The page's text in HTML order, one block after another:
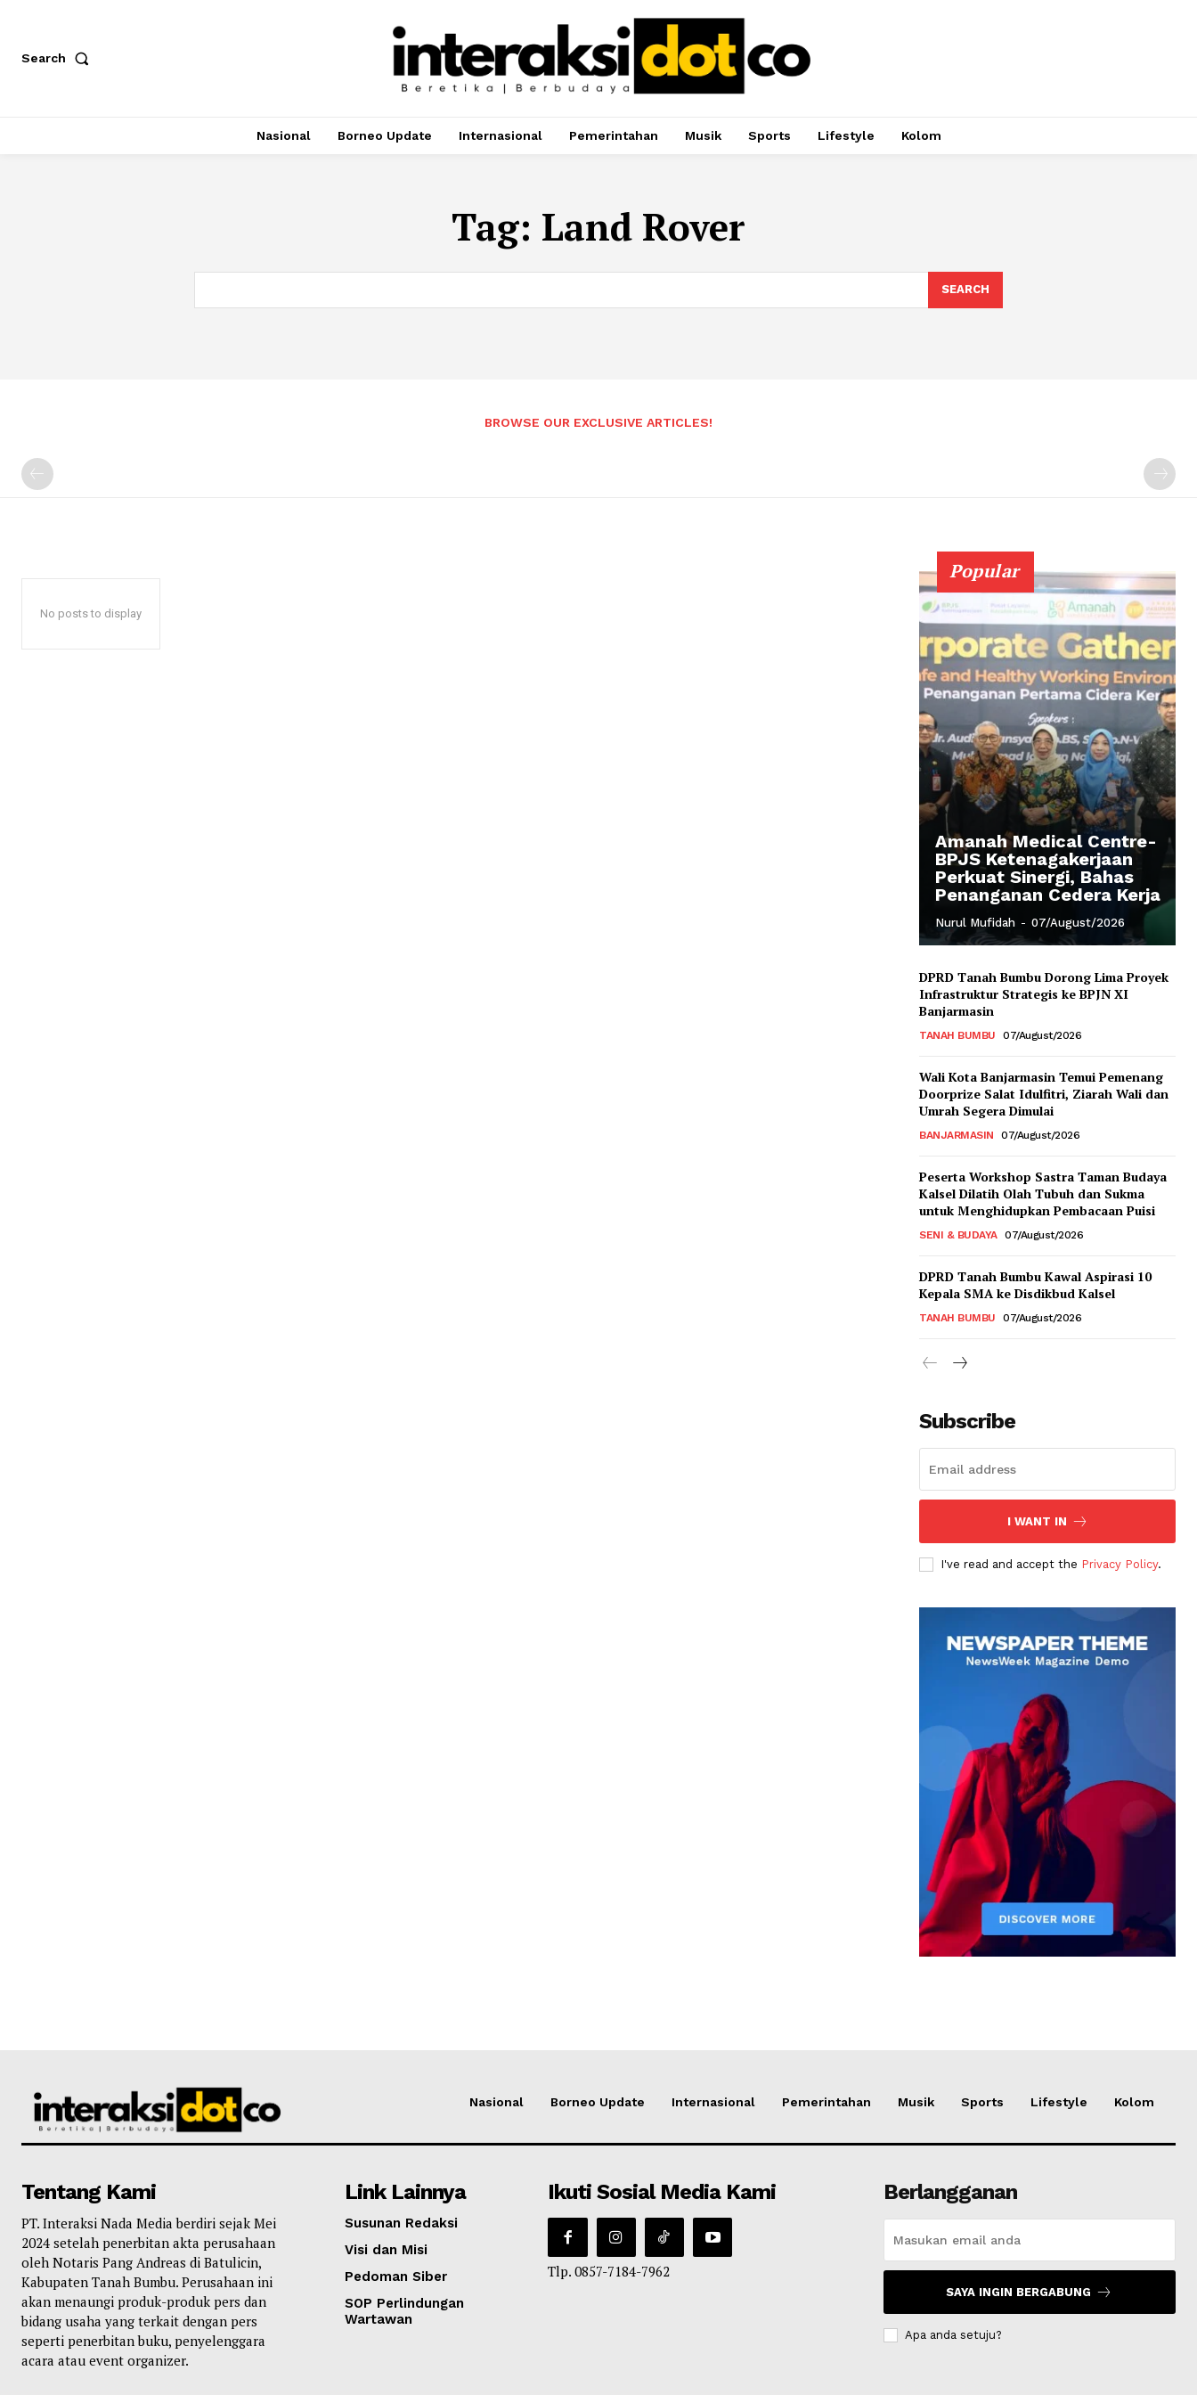
Search
Nasional Borneo Update Internasional Pemerintahan Musik Sports Lifestyle Kolom
Tag: Land Rover
SEARCH
BROWSE OUR EXCLUSIVE ARTICLES!
No posts to display
Popular
Amanah Medical Centre-
BPJS Ketenagakerjaan
Perkuat Sinergi, Bahas
Penanganan Cedera Kerja
Nurul Mufidah - 07/August/2026
DPRD Tanah Bumbu Dorong Lima Proyek
Infrastruktur Strategis ke BPJN XI
Banjarmasin
TANAH BUMBU 07/August/2026
Wali Kota Banjarmasin Temui Pemenang
Doorprize Salat Idulfitri, Ziarah Wali dan
Umrah Segera Dimulai
BANJARMASIN 07/August/2026
Peserta Workshop Sastra Taman Budaya
Kalsel Dilatih Olah Tubuh dan Sukma
untuk Menghidupkan Pembacaan Puisi
SENI & BUDAYA 07/August/2026
DPRD Tanah Bumbu Kawal Aspirasi 10
Kepala SMA ke Disdikbud Kalsel
TANAH BUMBU 07/August/2026
Subscribe
I WANT IN
I've read and accept the Privacy Policy.
Nasional Borneo Update Internasional Pemerintahan Musik Sports Lifestyle Kolom
Tentang Kami
PT. Interaksi Nada Media berdiri sejak Mei
2024 setelah penerbitan akta perusahaan
oleh Notaris Pang Andreas di Batulicin,
Kabupaten Tanah Bumbu. Perusahaan ini
akan menaungi produk-produk pers dan
bidang usaha yang terkait dengan pers
seperti penerbitan buku, penyelenggara
acara atau event organizer.
Link Lainnya
Susunan Redaksi
Visi dan Misi
Pedoman Siber
SOP Perlindungan
Wartawan
Ikuti Sosial Media Kami
Tlp. 0857-7184-7962
Berlangganan
SAYA INGIN BERGABUNG
Apa anda setuju?